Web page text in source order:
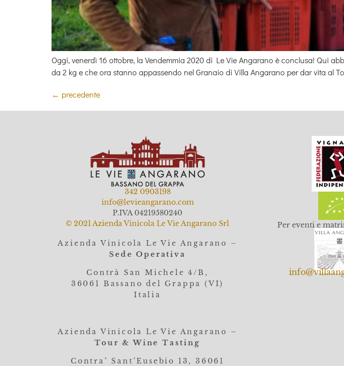
Oggi, venerdì 16 ottobre, la Vendemmia 2020 di Le Vie Angarano è conclusa! Qui
da 2 kg e che ora stanno appassendo nel Granaio di Villa Angarano per dar vita al
← precedente
342 0903198
info@levieangarano.com
P.IVA 04219580240
© 2021 Azienda Vinicola Le Vie Angarano Srl
Azienda Vinicola Le Vie Angarano –
Sede Operativa
Contrà San Michele 4/B,
36061 Bassano del Grappa (VI)
Italia
Azienda Vinicola Le Vie Angarano –
Tour & Wine Tasting
Contra’ Sant’Eusebio 13, 36061
Per eventi e